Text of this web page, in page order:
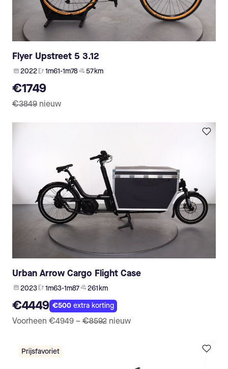
Flyer Upstreet 5 3.12
2022 1m61-1m78 57 km
€1749
€3849 nieuw
Urban Arrow Cargo Flight Case
2023 1m63-1m87 261 km
€4449 €500extra korting
Voorheen €4949 – €8592 nieuw
Prijsfavoriet